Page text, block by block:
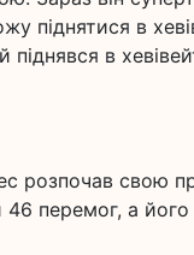
піднятися в
піднявся в
розпочав свою
46 перемог, а